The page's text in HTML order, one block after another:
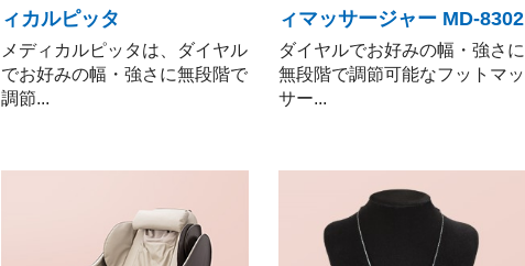
ィカルピッタ
メディカルピッタは、ダイヤル
でお好みの幅・強さに無段階で
調節...
ィマッサージャー MD-8302
ダイヤルでお好みの幅・強さに
無段階で調節可能なフットマッ
サー...